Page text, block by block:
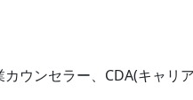
ウンセラー、CDA(キャリ